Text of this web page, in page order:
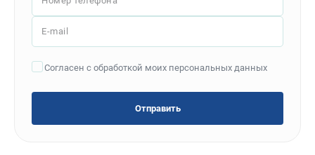
Рейсмусы
Сверлильные станки
Циркулярные станки
Шлифовальные станки
ДОПОЛНИТЕЛЬНОЕ ОБОРУДОВАНИЕ
E-mail
Согласен с обработкой моих персональных данных
Отправить